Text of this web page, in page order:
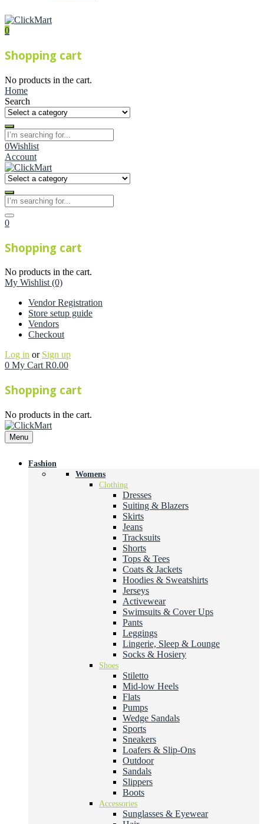
0
Shopping cart
No products in the cart.
Home
Search
0Wishlist
Account
0
Shopping cart
No products in the cart.
My Wishlist (0)
Vendor Registration
Store setup guide
Vendors
Checkout
Log in or Sign up
0 My Cart R0.00
Shopping cart
No products in the cart.
Menu
Fashion
Womens
Clothing
Dresses
Suiting & Blazers
Skirts
Jeans
Tracksuits
Shorts
Tops & Tees
Coats & Jackets
Hoodies & Sweatshirts
Jerseys
Activewear
Swimsuits & Cover Ups
Pants
Leggings
Lingerie, Sleep & Lounge
Socks & Hosiery
Shoes
Stiletto
Mid-low Heels
Flats
Pumps
Wedge Sandals
Sports
Sneakers
Loafers & Slip-Ons
Outdoor
Sandals
Slippers
Boots
Accessories
Sunglasses & Eyewear